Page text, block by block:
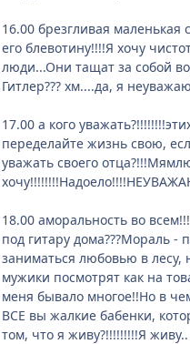
16.00 брезгливая
его блевотину!!!!Я хочу
люди...Они тащат за собой
Гитлер??? хм....да, я
17.00 а кого
переделайте жизнь свою,
уважать своего
18.00 аморальность во
под гитару дома???Мораль -
заниматься любовью в лесу,
мужики посмотрят как на
меня бывало многое!!Но в
ВСЕ вы жалкие бабенки,
том, что я живу?!!!!!!!!!Я живу..